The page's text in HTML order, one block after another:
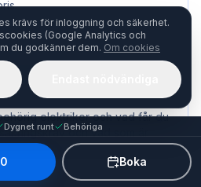
elektriker? Lagkrav och
elektriker och vad får du
och vad som är
Dygnet runt Behöriga
Boka
krävs för inloggning och säkerhet.
(Google Analytics och
du godkänner dem. Om cookies